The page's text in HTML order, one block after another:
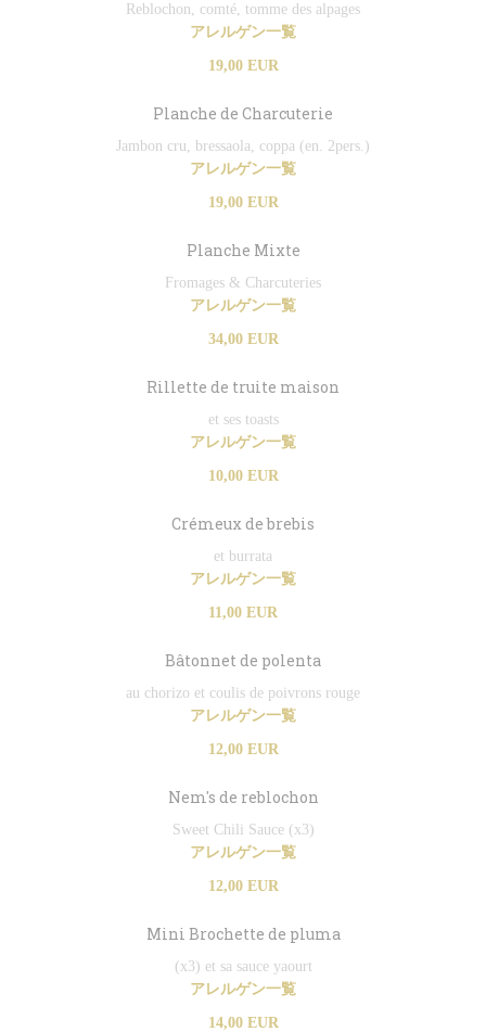
Reblochon, comté, tomme des alpages
アレルゲン一覧
19,00 EUR
Planche de Charcuterie
Jambon cru, bressaola, coppa (en. 2pers.)
アレルゲン一覧
19,00 EUR
Planche Mixte
Fromages & Charcuteries
アレルゲン一覧
34,00 EUR
Rillette de truite maison
et ses toasts
アレルゲン一覧
10,00 EUR
Crémeux de brebis
et burrata
アレルゲン一覧
11,00 EUR
Bâtonnet de polenta
au chorizo et coulis de poivrons rouge
アレルゲン一覧
12,00 EUR
Nem's de reblochon
Sweet Chili Sauce (x3)
アレルゲン一覧
12,00 EUR
Mini Brochette de pluma
(x3) et sa sauce yaourt
アレルゲン一覧
14,00 EUR